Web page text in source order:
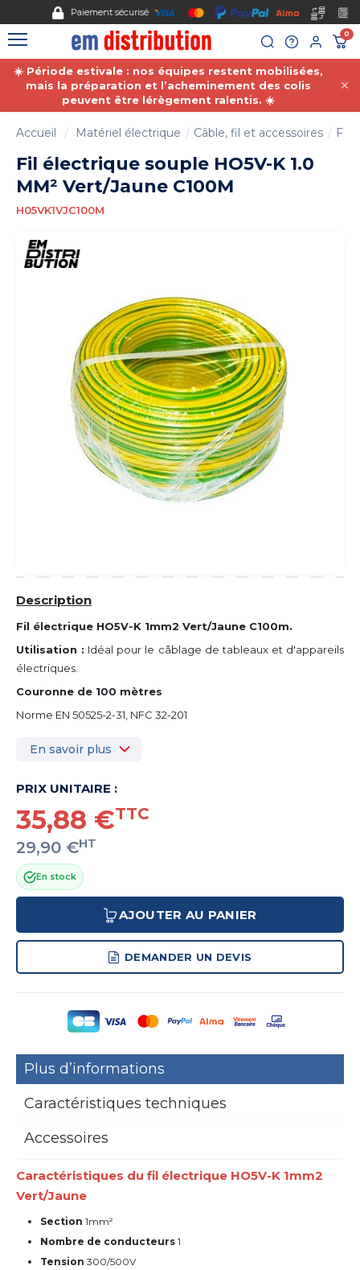
Paiement sécurisé
0
☀️ Période estivale : nos équipes restent mobilisées,
mais la préparation et l’acheminement des colis
peuvent être lérègement ralentis. ☀️
Accueil Matériel électrique Câble, fil et accessoires Fil
Fil électrique souple HO5V-K 1.0
MM² Vert/Jaune C100M
H05VK1VJC100M
Description
Fil électrique HO5V-K 1mm2 Vert/Jaune C100m.
Utilisation : Idéal pour le câblage de tableaux et d'appareils
électriques.
Couronne de 100 mètres
Norme EN 50525-2-31, NFC 32-201
En savoir plus
PRIX UNITAIRE :
35,88 €TTC
29,90 €HT
En stock
AJOUTER AU PANIER
DEMANDER UN DEVIS
Plus d’informations
Caractéristiques techniques
Accessoires
Caractéristiques du fil électrique HO5V-K 1mm2
Vert/Jaune
Section 1mm²
Nombre de conducteurs 1
Tension 300/500V
Gestion des cookies